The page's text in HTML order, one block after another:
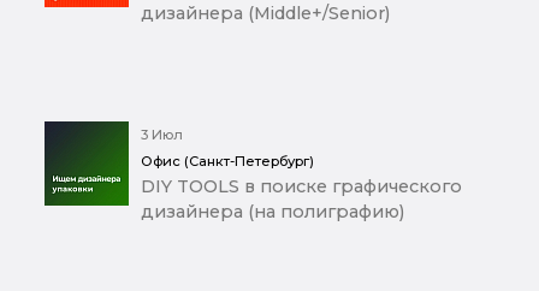
дизайнера (Middle+/Senior)
3 Июл
Офис (Санкт-Петербург)
DIY TOOLS в поиске графического
дизайнера (на полиграфию)